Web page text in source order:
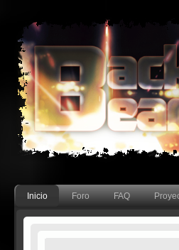
Inicio Foro FAQ